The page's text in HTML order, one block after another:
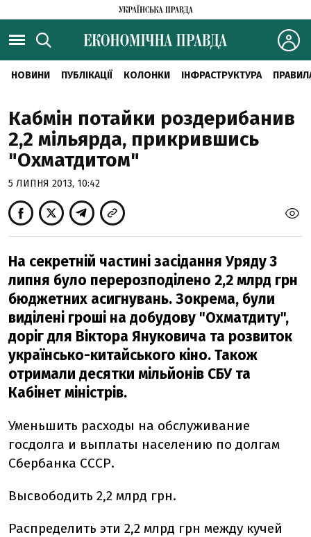
НОВИНИ ПУБЛІКАЦІЇ КОЛОНКИ ІНФРАСТРУКТУРА
Кабмін потайки роздерибанив
2,2 мільярда, прикрившись
"Охматдитом"
5 ЛИПНЯ 2013, 10:42
На секретній частині засідання Уряду 3
липня було перерозподілено 2,2 млрд грн
бюджетних асигнувань. Зокрема, були
виділені гроші на добудову "Охматдиту",
доріг для Віктора Януковича та розвиток
українсько-китайського кіно. Також
отримали десятки мільйонів СБУ та
Кабінет міністрів.
Уменьшить расходы на обслуживание
госдолга и выплаты населению по долгам
Сбербанка СССР.
Высвободить 2,2 млрд грн.
Распределить эти 2,2 млрд грн между кучей